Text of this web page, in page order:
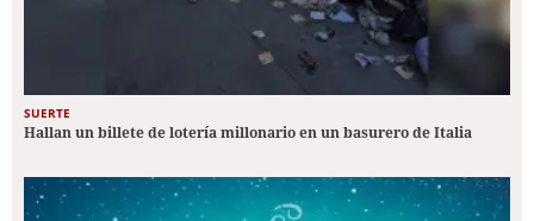
SUERTE
Hallan un billete de lotería millonario en un basurero de Italia